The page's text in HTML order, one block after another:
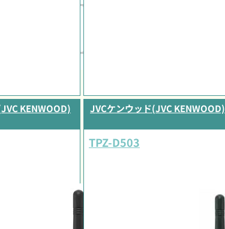
KENWOOD) JVCケンウッド(JVC KENWOOD)
TPZ-D503